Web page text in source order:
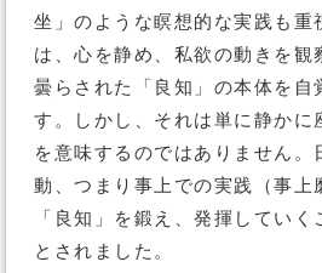
坐」のような瞑想的な実践も重
は、心を静め、私欲の動きを観
曇らされた「良知」の本体を自
す。しかし、それは単に静かに
を意味するのではありません。
動、つまり事上での実践（事上
「良知」を鍛え、発揮していく
とされました。